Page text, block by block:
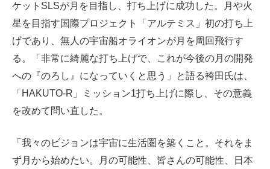
ケットSLSが月を目指し、打ち上げに成功した。月や火
星を目指す国際プロジェクト「アルテミス」初の打ち上
げであり、無人の宇宙船オライオンが月を周回飛行す
る。「非常に綺麗な打ち上げで、これが今後の月の開発
への『のろし』になっていくと思う」と語る袴田氏は、
「HAKUTO-R」ミッション1打ち上げに際し、その意義
を改めて問い直した。
「我々のビジョンは宇宙に生活圏を築くこと。それをま
ず月から始めたい。月の可能性、皆さんの可能性、日本